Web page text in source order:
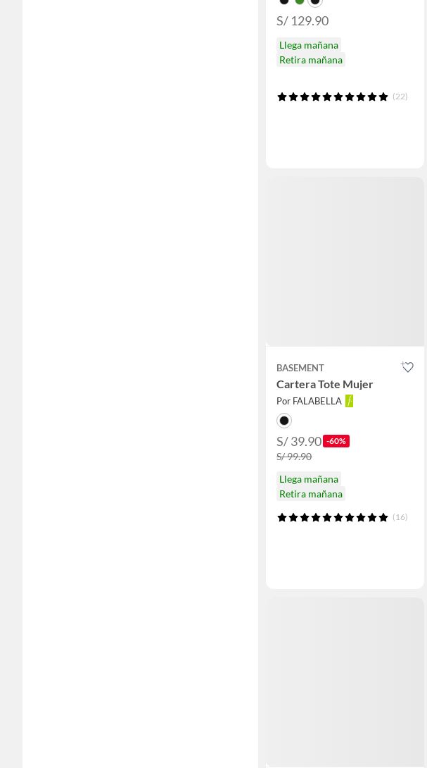
S/ 129.90
Llega mañana
Retira mañana
(22)
BASEMENT
Cartera Tote Mujer
Por FALABELLA
S/ 39.90 -60%
S/ 99.90
Llega mañana
Retira mañana
(16)